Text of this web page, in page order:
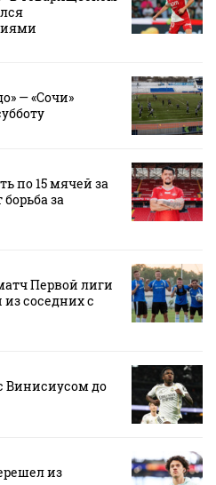
— «Сочи»
по 15 мячей за
борьба за
Первой лиги
соседних с
Винисиусом до
из